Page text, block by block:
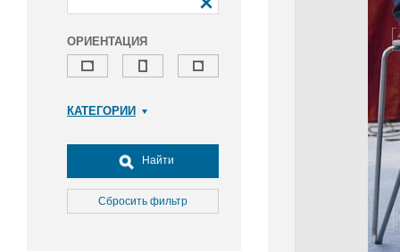
ОРИЕНТАЦИЯ
КАТЕГОРИИ
Досуг, туризм и отдых
Культура
Медицина
Найти
Сбросить фильтр